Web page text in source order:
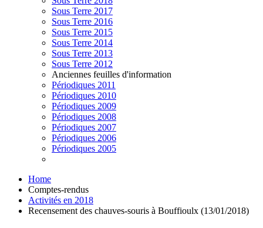
Sous Terre 2017
Sous Terre 2016
Sous Terre 2015
Sous Terre 2014
Sous Terre 2013
Sous Terre 2012
Anciennes feuilles d'information
Périodiques 2011
Périodiques 2010
Périodiques 2009
Périodiques 2008
Périodiques 2007
Périodiques 2006
Périodiques 2005
Home
Comptes-rendus
Activités en 2018
Recensement des chauves-souris à Bouffioulx (13/01/2018)